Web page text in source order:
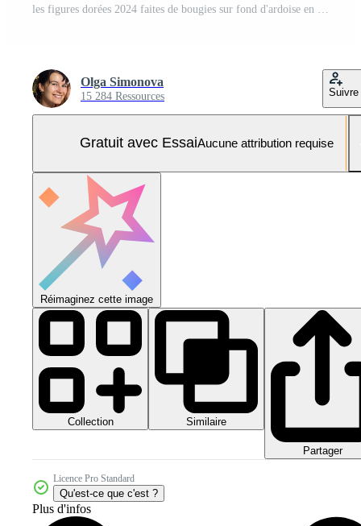
Olga Simonova
15 284 Ressources Suivre
Gratuit avec EssaiAucune attribution requise
Réimaginez cette image
Collection Similaire
Partager
Licence Pro Standard
Qu'est-ce que c'est ?
Plus d'infos